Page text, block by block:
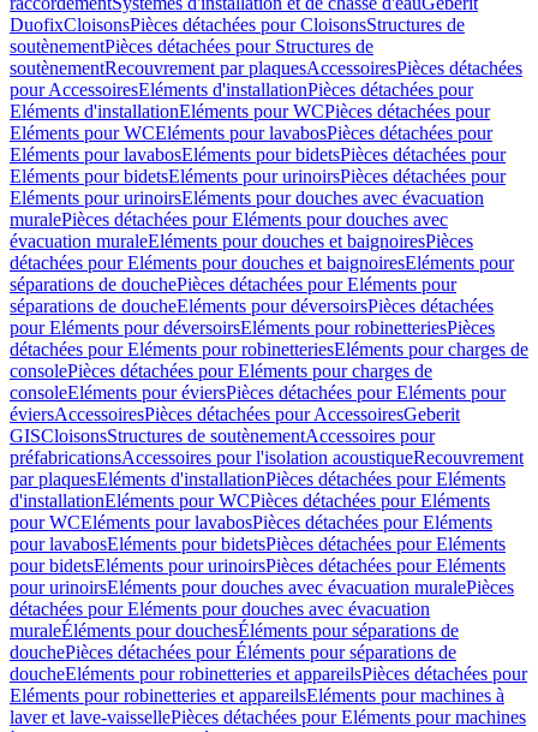
DuofixCloisonsPièces détachées pour CloisonsStructures de
soutènementPièces détachées pour Structures de
soutènementRecouvrement par plaquesAccessoiresPièces détachées
pour AccessoiresEléments d'installationPièces détachées pour
Eléments d'installationEléments pour WCPièces détachées pour
Eléments pour WCEléments pour lavabosPièces détachées pour
Eléments pour lavabosEléments pour bidetsPièces détachées pour
Eléments pour bidetsEléments pour urinoirsPièces détachées pour
Eléments pour urinoirsEléments pour douches avec évacuation
muralePièces détachées pour Eléments pour douches avec
évacuation muraleEléments pour douches et baignoiresPièces
détachées pour Eléments pour douches et baignoiresEléments pour
séparations de douchePièces détachées pour Eléments pour
séparations de doucheEléments pour déversoirsPièces détachées
pour Eléments pour déversoirsEléments pour robinetteriesPièces
détachées pour Eléments pour robinetteriesEléments pour charges de
consolePièces détachées pour Eléments pour charges de
consoleEléments pour éviersPièces détachées pour Eléments pour
éviersAccessoiresPièces détachées pour AccessoiresGeberit
GISCloisonsStructures de soutènementAccessoires pour
préfabricationsAccessoires pour l'isolation acoustiqueRecouvrement
par plaquesEléments d'installationPièces détachées pour Eléments
d'installationEléments pour WCPièces détachées pour Eléments
pour WCEléments pour lavabosPièces détachées pour Eléments
pour lavabosEléments pour bidetsPièces détachées pour Eléments
pour bidetsEléments pour urinoirsPièces détachées pour Eléments
pour urinoirsEléments pour douches avec évacuation muralePièces
détachées pour Eléments pour douches avec évacuation
muraleÉléments pour douchesÉléments pour séparations de
douchePièces détachées pour Éléments pour séparations de
doucheEléments pour robinetteries et appareilsPièces détachées pour
Eléments pour robinetteries et appareilsEléments pour machines à
laver et lave-vaissellePièces détachées pour Eléments pour machines